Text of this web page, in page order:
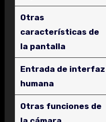
Otras
características de
la pantalla
Entrada de interfaz
humana
Otras funciones de